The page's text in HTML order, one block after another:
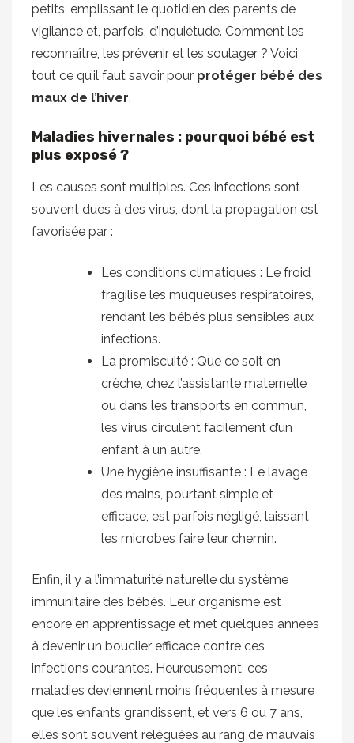
petits, emplissant le quotidien des parents de
vigilance et, parfois, d’inquiétude. Comment les
reconnaître, les prévenir et les soulager ? Voici
tout ce qu’il faut savoir pour protéger bébé des
maux de l’hiver.
Maladies hivernales : pourquoi bébé est
plus exposé ?
Les causes sont multiples. Ces infections sont
souvent dues à des virus, dont la propagation est
favorisée par :
Les conditions climatiques : Le froid
fragilise les muqueuses respiratoires,
rendant les bébés plus sensibles aux
infections.
La promiscuité : Que ce soit en
crèche, chez l’assistante maternelle
ou dans les transports en commun,
les virus circulent facilement d’un
enfant à un autre.
Une hygiène insuffisante : Le lavage
des mains, pourtant simple et
efficace, est parfois négligé, laissant
les microbes faire leur chemin.
Enfin, il y a l’immaturité naturelle du système
immunitaire des bébés. Leur organisme est
encore en apprentissage et met quelques années
à devenir un bouclier efficace contre ces
infections courantes. Heureusement, ces
maladies deviennent moins fréquentes à mesure
que les enfants grandissent, et vers 6 ou 7 ans,
elles sont souvent reléguées au rang de mauvais